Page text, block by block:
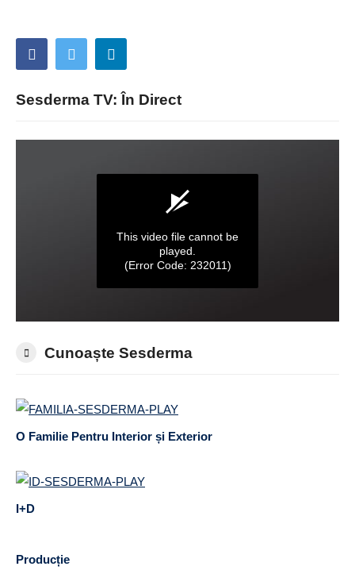
Sesderma TV: În Direct
Cunoaște Sesderma
O Familie Pentru Interior și Exterior
I+D
Producție